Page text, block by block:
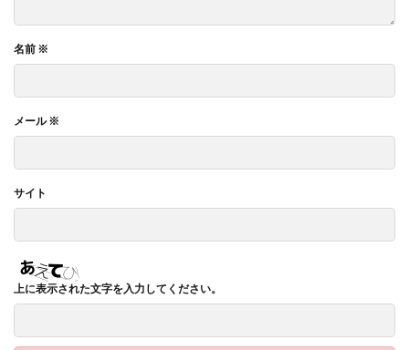
名前 ※
メール※
サイト
上に表示された文字を入力してください。